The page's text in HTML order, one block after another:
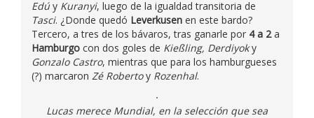
Edú y Kuranyi, luego de la igualdad transitoria de
Tasci. ¿Donde quedó Leverkusen en este bardo?
Tercero, a tres de los bávaros, tras ganarle por 4 a 2a
Hamburgo con dos goles de Kießling, Derdiyoky
Gonzalo Castro, mientras que para los hamburgueses
(?) marcaron Zé Robertoy Rozenhal.
Lucas merece Mundial, en la selección que sea